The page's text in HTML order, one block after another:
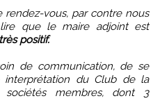
rendez-vous, par contre nous
que le maire adjoint est
positif.
de communication, de se
du Club de la
membres, dont 3